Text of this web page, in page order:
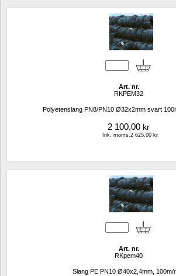
Art. nr.
RKPEM32
Polyetenslang PN8/PN10 Ø32x2mm svart
2 100,00 kr
Ink. moms.2 625,00 kr
Art. nr.
RKpem40
Slang PE PN10 Ø40x2,4mm, 100m/